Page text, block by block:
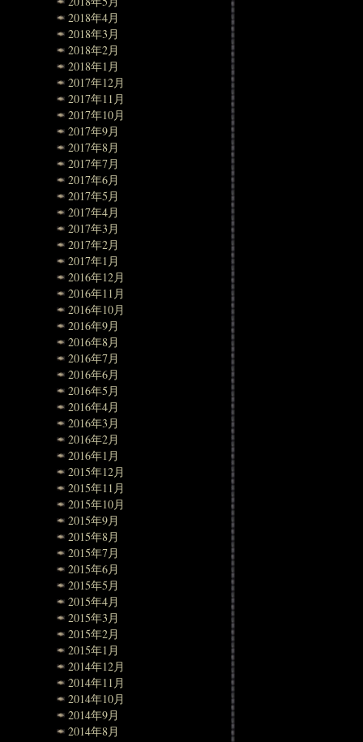
2018年4月
2018年3月
2018年2月
2018年1月
2017年12月
2017年11月
2017年10月
2017年9月
2017年8月
2017年7月
2017年6月
2017年5月
2017年4月
2017年3月
2017年2月
2017年1月
2016年12月
2016年11月
2016年10月
2016年9月
2016年8月
2016年7月
2016年6月
2016年5月
2016年4月
2016年3月
2016年2月
2016年1月
2015年12月
2015年11月
2015年10月
2015年9月
2015年8月
2015年7月
2015年6月
2015年5月
2015年4月
2015年3月
2015年2月
2015年1月
2014年12月
2014年11月
2014年10月
2014年9月
2014年8月